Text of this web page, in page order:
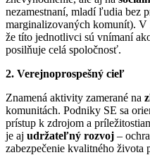
nezamestnaní, mladí ľudia bez
marginalizovaných komunít). V
že títo jednotlivci sú vnímaní
posilňuje celá spoločnosť.
2. Verejnoprospešný cieľ
Znamená aktivity zamerané na
komunitách. Podniky SE sa
prístup k zdrojom a
je aj udržateľný rozvoj –
zabezpečenie kvalitného života